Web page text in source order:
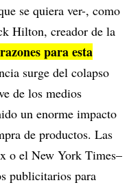
se quiera ver-, como
Hilton, creador de la
para esta
surge del colapso
de los medios
un enorme impacto
de productos. Las
o el New York Times–
publicitarios para